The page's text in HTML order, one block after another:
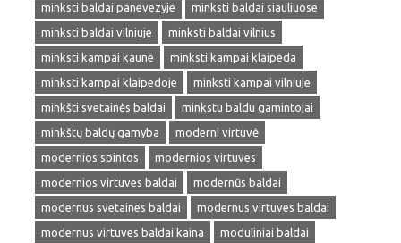
minksti baldai panevezyje
minksti baldai siauliuose
minksti baldai vilniuje
minksti baldai vilnius
minksti kampai kaune
minksti kampai klaipeda
minksti kampai klaipedoje
minksti kampai vilniuje
minkšti svetainės baldai
minkstu baldu gamintojai
minkštų baldų gamyba
moderni virtuvė
modernios spintos
modernios virtuves
modernios virtuves baldai
modernūs baldai
modernus svetaines baldai
modernus virtuves baldai
modernus virtuves baldai kaina
moduliniai baldai